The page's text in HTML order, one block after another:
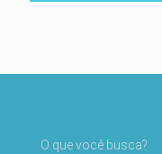
O que você busca?